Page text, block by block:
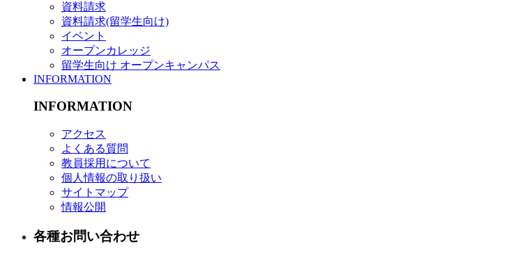
資料請求
資料請求(留学生向け)
イベント
オープンカレッジ
留学生向け オープンキャンパス
INFORMATION
INFORMATION
アクセス
よくある質問
教員採用について
個人情報の取り扱い
サイトマップ
情報公開
各種お問い合わせ